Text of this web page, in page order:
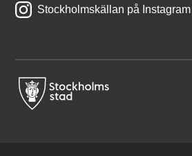
Stockholmskällan på Instagram